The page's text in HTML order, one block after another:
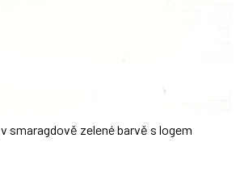
smaragdově zelené barvě s logem